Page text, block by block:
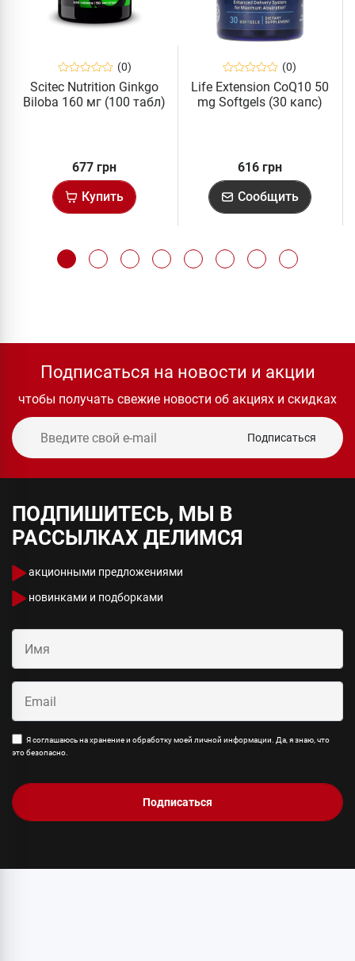
(0)
Scitec Nutrition Ginkgo
Biloba 160 мг (100 табл)
677 грн
Купить
(0)
Life Extension CoQ10 50
mg Softgels (30 капс)
616 грн
Сообщить
Подписаться на новости и акции
чтобы получать свежие новости об акциях и скидках
Подписаться
ПОДПИШИТЕСЬ, МЫ В
РАССЫЛКАХ ДЕЛИМСЯ
акционными предложениями
новинками и подборками
Я соглашаюсь на хранение и обработку моей личной информации. Да, я знаю, что
это безопасно.
Подписаться